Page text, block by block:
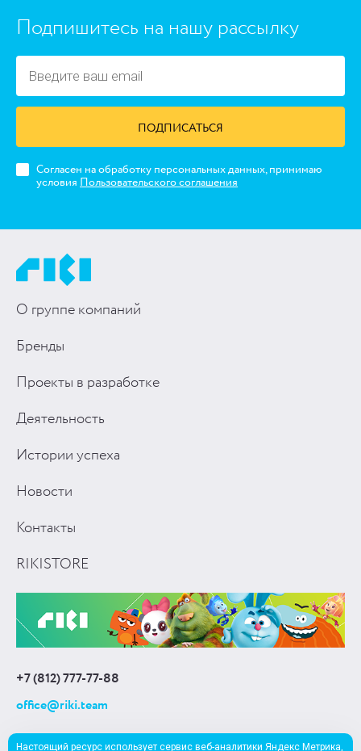
Подпишитесь на нашу рассылку
ПОДПИСАТЬСЯ
Согласен на обработку персональных данных, принимаю
условия Пользовательского соглашения
О группе компаний
Бренды
Проекты в разработке
Деятельность
Истории успеха
Новости
Контакты
RIKISTORE
+7 (812) 777-77-88
office@riki.team
Настоящий ресурс использует сервис веб-аналитики Яндекс Метрика,